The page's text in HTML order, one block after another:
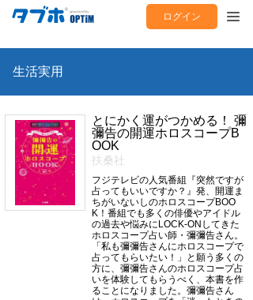
ログイン
生活実用
とにかく運がつかめる！ 彌
彌告の開運ホロスコープB
OOK
扶桑社
フジテレビの人気番組『突然ですが
占ってもいいですか？』発、開運ま
ちがいないしのホロスコープBOO
K！番組でも多くの俳優やアイドル
の過去や悩みにLOCK-ONしてきた
ホロスコープ占い師・彌彌告さん。
「私も彌彌告さんにホロスコープで
占ってもらいたい！」と願う多くの
方に、彌彌告さんのホロスコープ占
いを体験してもらうべく、本書を作
ることになりました。彌彌告さん